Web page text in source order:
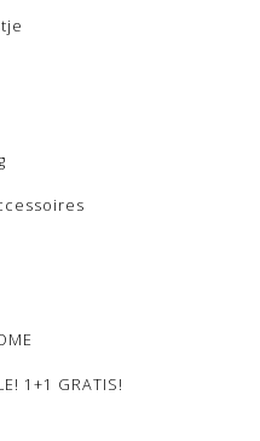
1+1 GRATIS!